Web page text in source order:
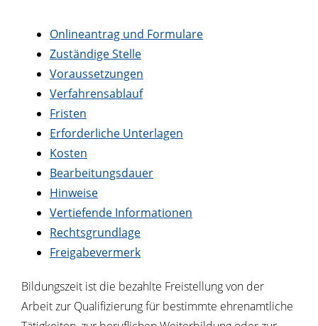
Onlineantrag und Formulare
Zuständige Stelle
Voraussetzungen
Verfahrensablauf
Fristen
Erforderliche Unterlagen
Kosten
Bearbeitungsdauer
Hinweise
Vertiefende Informationen
Rechtsgrundlage
Freigabevermerk
Bildungszeit ist die bezahlte Freistellung von der
Arbeit zur Qualifizierung für bestimmte ehrenamtliche